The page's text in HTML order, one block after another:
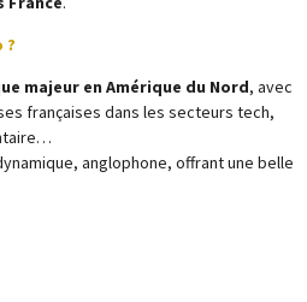
?
majeur en Amérique du Nord, avec
françaises dans les secteurs tech,
anglophone, offrant une belle